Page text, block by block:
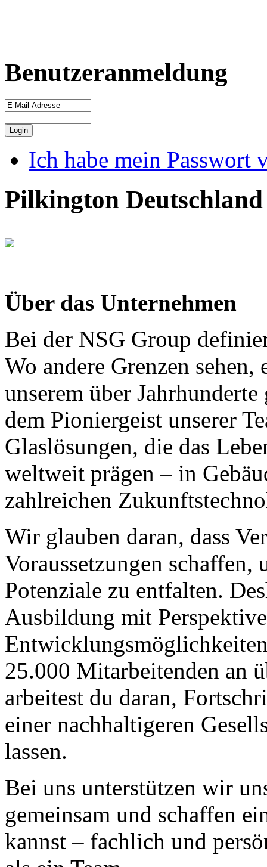
Benutzeranmeldung
Ich habe mein Passwort
Pilkington
Über das Unternehmen
Bei der NSG Group
Wo andere Grenzen
unserem über
dem Pioniergeist unserer
Glaslösungen, die das
weltweit prägen – in
zahlreichen
Wir glauben daran, dass
Voraussetzungen
Potenziale zu entfalten.
Ausbildung mit
25.000 Mitarbeitenden an
arbeitest du daran,
einer nachhaltigeren
lassen.
Bei uns unterstützen wir
gemeinsam und schaffen
kannst – fachlich und